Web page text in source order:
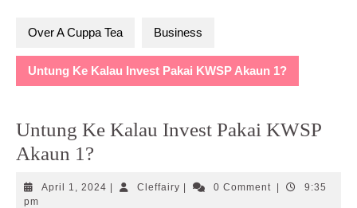
Over A Cuppa Tea Business
Untung Ke Kalau Invest Pakai KWSP Akaun 1?
Untung Ke Kalau Invest Pakai KWSP
Akaun 1?
April 1, 2024 April
CleffairyCleffairy0 Comment
9:35
pm